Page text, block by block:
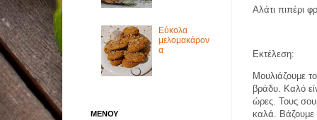
Αλάτι πιπέρι
Εκτέλεση:
Μουλιάζουμε
βράδυ. Καλό
ώρες. Τους
καλά. Βάζουμε
Εύκολα
μελομακάρον
α
ΜΕΝΟΥ